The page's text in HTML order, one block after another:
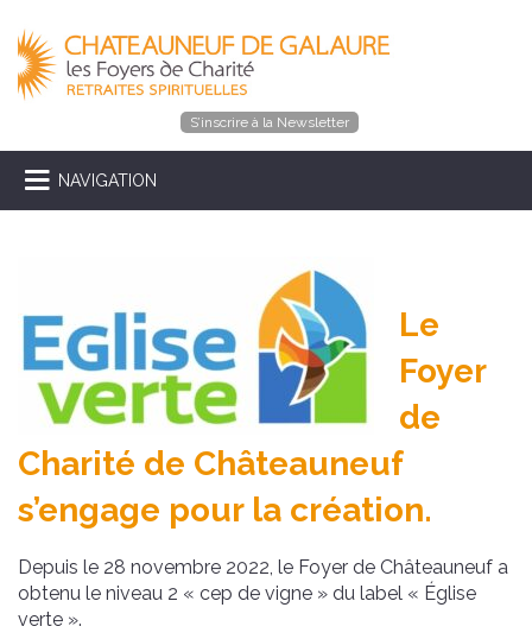
S’inscrire à la Newsletter
NAVIGATION
Le
Foyer
de
Charité de Châteauneuf
s’engage pour la création.
Depuis le 28 novembre 2022, le Foyer de Châteauneuf a
obtenu le niveau 2 « cep de vigne » du label « Église
verte ».